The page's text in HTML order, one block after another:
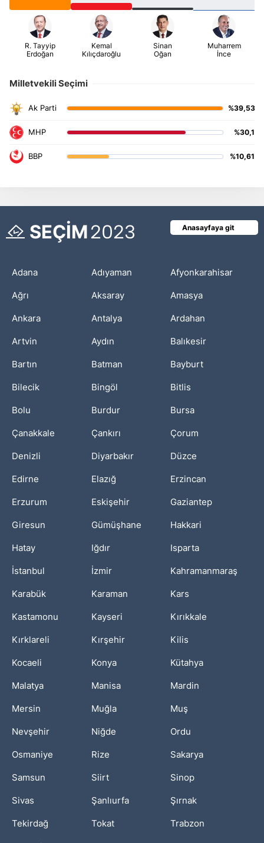
Milletvekili Seçimi
%39,53
%30,1
%10,61
SEÇİM2023 Anasayfaya git
Adana Adıyaman Afyonkarahisar
Ağrı Aksaray Amasya
Ankara Antalya Ardahan
Artvin Aydın Balıkesir
Bartın Batman Bayburt
Bilecik Bingöl Bitlis
Bolu Burdur Bursa
Çanakkale Çankırı Çorum
Denizli Diyarbakır Düzce
Edirne Elazığ Erzincan
Erzurum Eskişehir Gaziantep
Giresun Gümüşhane Hakkari
Hatay Iğdır Isparta
İstanbul İzmir Kahramanmaraş
Karabük Karaman Kars
Kastamonu Kayseri Kırıkkale
Kırklareli Kırşehir Kilis
Kocaeli Konya Kütahya
Malatya Manisa Mardin
Mersin Muğla Muş
Nevşehir Niğde Ordu
Osmaniye Rize Sakarya
Samsun Siirt Sinop
Sivas Şanlıurfa Şırnak
Tekirdağ Tokat Trabzon